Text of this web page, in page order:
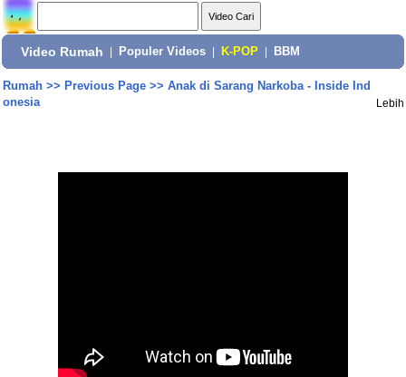
Video Rumah Populer Videos K-POP BBM
Rumah>> Previous Page>> Anak di Sarang Narkoba - Inside Ind
onesia
Lebih